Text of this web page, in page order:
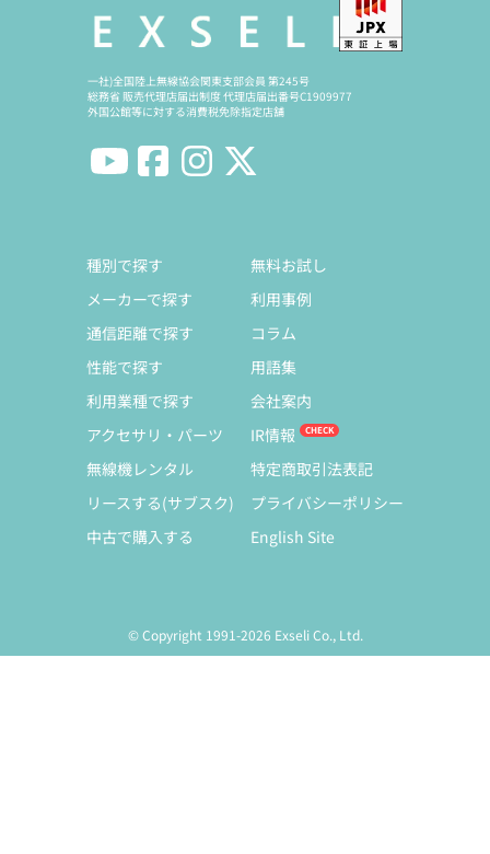
一社)全国陸上無線協会関東支部会員 第245号
総務省 販売代理店届出制度 代理店届出番号C1909977
外国公館等に対する消費税免除指定店舗
種別で探す
メーカーで探す
通信距離で探す
性能で探す
利用業種で探す
アクセサリ・パーツ
無線機レンタル
リースする(サブスク)
中古で購入する
無料お試し
利用事例
コラム
用語集
会社案内
IR情報
特定商取引法表記
プライバシーポリシー
English Site
© Copyright 1991-2026 Exseli Co., Ltd.